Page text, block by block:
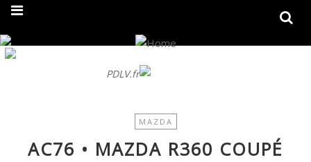
PDLV.fr
MAZDA
AC76 • MAZDA R360 COUPÉ